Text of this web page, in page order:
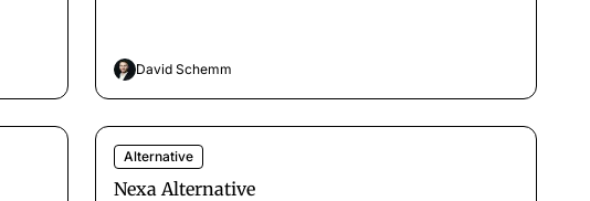
David Schemm
Alternative
Nexa Alternative